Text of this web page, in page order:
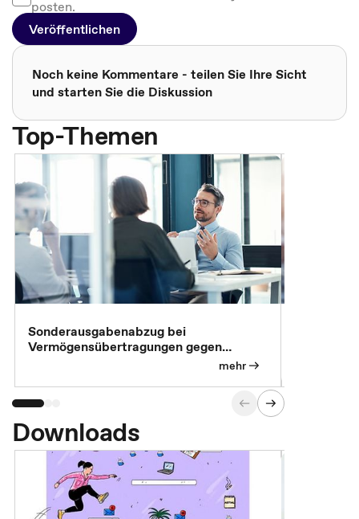
posten.
Veröffentlichen
Noch keine Kommentare - teilen Sie Ihre Sicht
und starten Sie die Diskussion
Top-Themen
Sonderausgabenabzug bei
Vermögensübertragungen gegen
mehr
Downloads